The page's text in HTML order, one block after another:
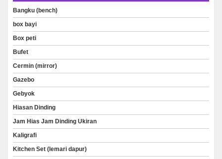
Bangku (bench)
box bayi
Box peti
Bufet
Cermin (mirror)
Gazebo
Gebyok
Hiasan Dinding
Jam Hias Jam Dinding Ukiran
Kaligrafi
Kitchen Set (lemari dapur)